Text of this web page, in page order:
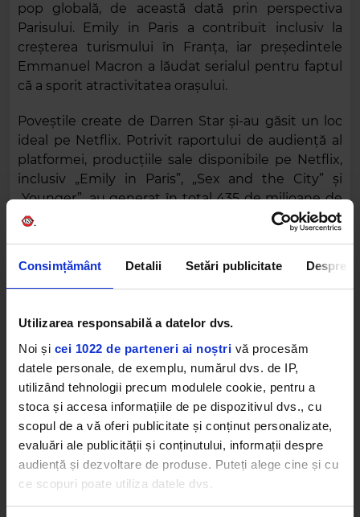
Consimțământ Detalii Setări publicitate Despre
Utilizarea responsabilă a datelor dvs.
Noi și cei 1022 de parteneri ai noștri vă procesăm
datele personale, de exemplu, numărul dvs. de IP,
utilizând tehnologii precum modulele cookie, pentru a
stoca și accesa informațiile de pe dispozitivul dvs., cu
scopul de a vă oferi publicitate și conținut personalizate,
evaluări ale publicității și conținutului, informații despre
audiență și dezvoltare de produse. Puteți alege cine și cu
ce scopuri poate utiliza datele dvs.
pop globală, de această dată prin perspectiva
Parisului. Emily in Paris a contribuit inclusiv la
creșterea turismului în Franța, iar președintele
Emmanuel Macron a lăudat serialul pentru faptul
că a sporit atractivitatea orașului.
Poveștile create de Darren Star și-au găsit un loc
ideal pe Netflix. Potrivit raportului de audiență al
platformei, producțiile sale disponibile pe Netflix,
inclusiv „Emily in Paris”, „Sex and the City” și
„Younger”, au generat în total 435 de milioane de
vizionări între prima jumătate a anului 2023 și a